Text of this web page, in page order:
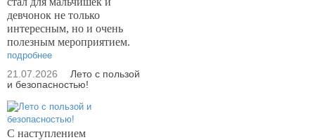
девчонок не только
интересным, но и очень
полезным мероприятием.
подробнее
21.07.2026
Лето с пользой
и безопасностью!
С наступлением